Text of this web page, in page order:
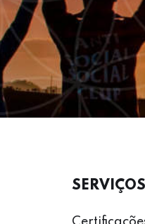
SERVIÇOS